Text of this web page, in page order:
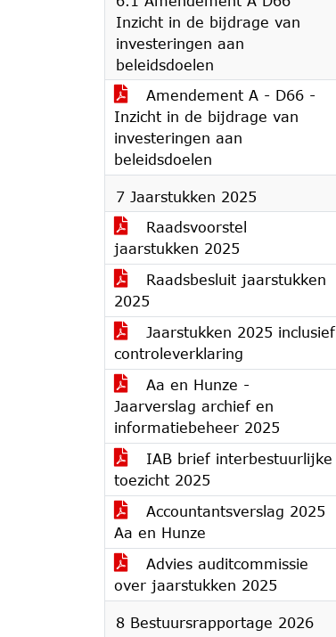
Inzicht in de bijdrage van
investeringen aan
beleidsdoelen
Amendement A - D66 -
Inzicht in de bijdrage van
investeringen aan
beleidsdoelen
7 Jaarstukken 2025
Raadsvoorstel
jaarstukken 2025
Raadsbesluit jaarstukken
2025
Jaarstukken 2025 inclusief
controleverklaring
Aa en Hunze -
Jaarverslag archief en
informatiebeheer 2025
IAB brief interbestuurlijke
toezicht 2025
Accountantsverslag 2025
Aa en Hunze
Advies auditcommissie
over jaarstukken 2025
8 Bestuursrapportage 2026